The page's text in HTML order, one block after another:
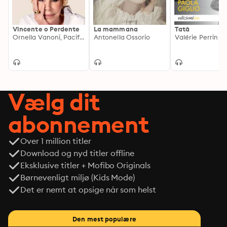
tutto si tiene, Matteo Bussola intreccia movimenti e
desideri in un crescendo di emozioni. Perché forse il
vero talento è trovare il proprio passo e condividerlo
con chi si ama.
Vincente o Perdente
Ornella Vanoni, Pacifico
La mammana
Antonella Ossorio
Tatà
Valérie Perrin
Vælg dit
abonnement
Over 1 million titler
Download og nyd titler offline
Eksklusive titler + Mofibo Originals
Børnevenligt miljø (Kids Mode)
Det er nemt at opsige når som helst
Den mest populære